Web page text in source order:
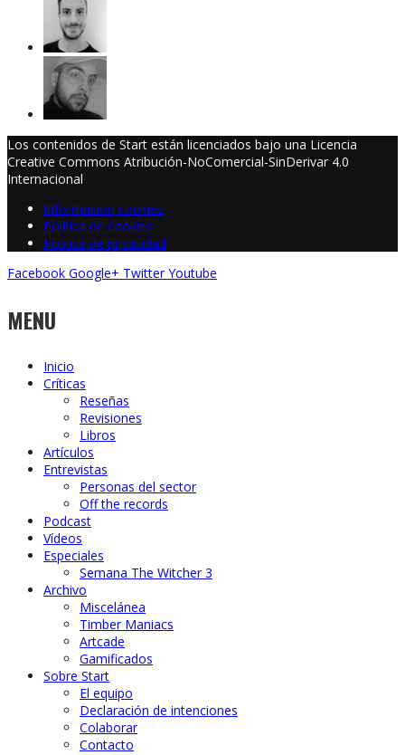
Los contenidos de Start están licenciados bajo una Licencia
Creative Commons Atribución-NoComercial-SinDerivar 4.0
Internacional
Información cookies
Política de cookies
Política de privacidad
Facebook Google+ Twitter Youtube
MENU
Inicio
Críticas
Reseñas
Revisiones
Libros
Artículos
Entrevistas
Personas del sector
Off the records
Podcast
Vídeos
Especiales
Semana The Witcher 3
Archivo
Miscelánea
Timber Maniacs
Artcade
Gamificados
Sobre Start
El equipo
Declaración de intenciones
Colaborar
Contacto